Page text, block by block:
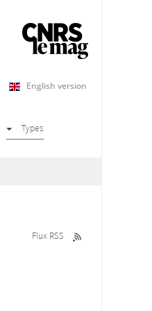
English version
Types
Flux RSS